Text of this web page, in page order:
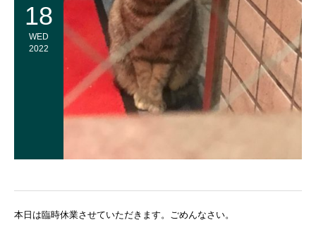
18
WED
2022
本日は臨時休業させていただきます。ごめんなさい。